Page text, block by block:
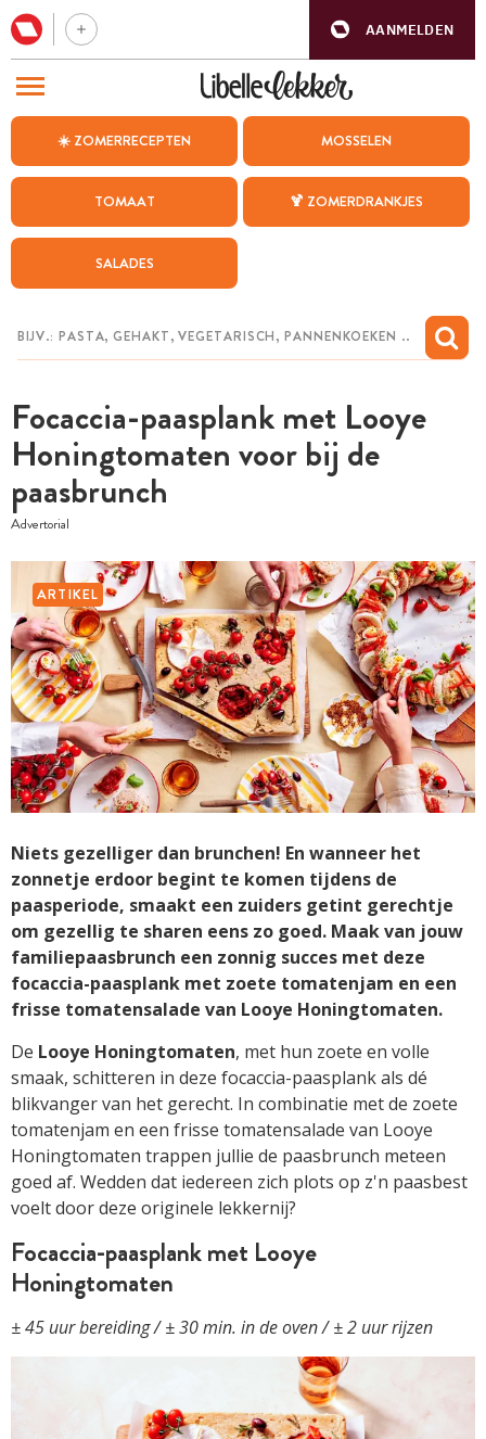
AANMELDEN
☀️ ZOMERRECEPTEN MOSSELEN
TOMAAT 🍹 ZOMERDRANKJES
SALADES
Focaccia-paasplank met Looye
Honingtomaten voor bij de
paasbrunch
Advertorial
ARTIKEL
Niets gezelliger dan brunchen! En wanneer het
zonnetje erdoor begint te komen tijdens de
paasperiode, smaakt een zuiders getint gerechtje
om gezellig te sharen eens zo goed. Maak van jouw
familiepaasbrunch een zonnig succes met deze
focaccia-paasplank met zoete tomatenjam en een
frisse tomatensalade van Looye Honingtomaten.
De Looye Honingtomaten, met hun zoete en volle
smaak, schitteren in deze focaccia-paasplank als dé
blikvanger van het gerecht. In combinatie met de zoete
tomatenjam en een frisse tomatensalade van Looye
Honingtomaten trappen jullie de paasbrunch meteen
goed af. Wedden dat iedereen zich plots op z'n paasbest
voelt door deze originele lekkernij?
Focaccia-paasplank met Looye
Honingtomaten
± 45 uur bereiding / ± 30 min. in de oven / ± 2 uur rijzen
BEZOEK ONZE ANDERE WEBSITES
WEEKMENU
CHAT MET MAIA
MIJN BEWAARDE RECEPTEN